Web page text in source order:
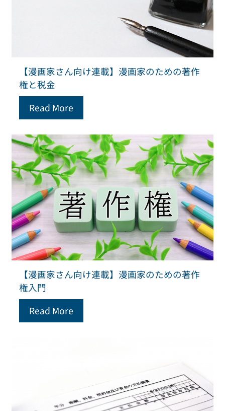
【漫画家さん向け連載】漫画家のための著作
権と税金
Read More
【漫画家さん向け連載】漫画家のための著作
権入門
Read More